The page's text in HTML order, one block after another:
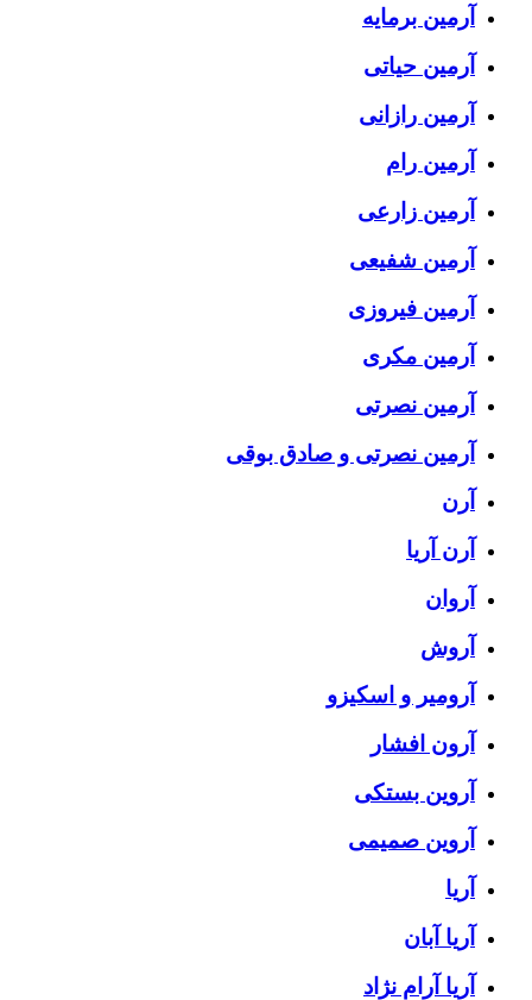
آرمین برمایه
آرمین حیاتی
آرمین رازانی
آرمین رام
آرمین زارعی
آرمین شفیعی
آرمین فیروزی
آرمین مکری
آرمین نصرتی
آرمین نصرتی و صادق بوقی
آرن
آرن آریا
آروان
آروش
آرومیر و اسکیزو
آرون افشار
آروین بستکی
آروین صمیمی
آریا
آریا آبان
آریا آرام نژاد